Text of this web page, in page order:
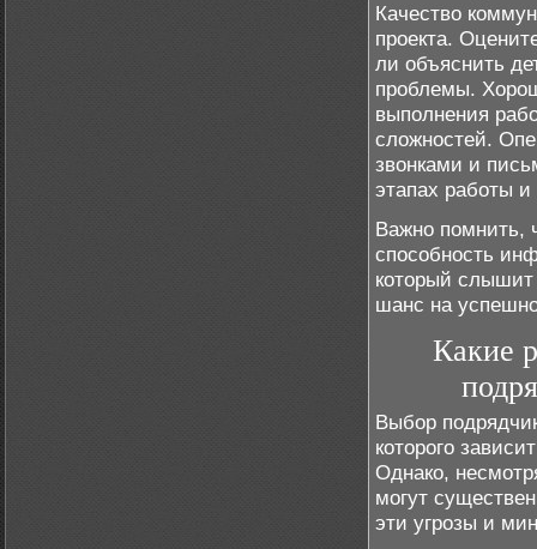
Качество
проекта.
ли объяснить
проблемы.
выполнения
сложностей.
звонками и
этапах работы
Важно помнить,
способность
который
шанс на
Какие
Выбор
которого
Однако,
могут
эти угрозы и